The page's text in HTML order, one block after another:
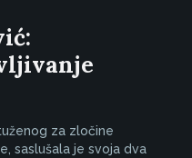
za zločine
saslušala je svoja dva